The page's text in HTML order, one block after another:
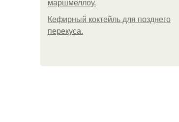
маршмеллоу.
Кефирный коктейль для позднего
перекуса.